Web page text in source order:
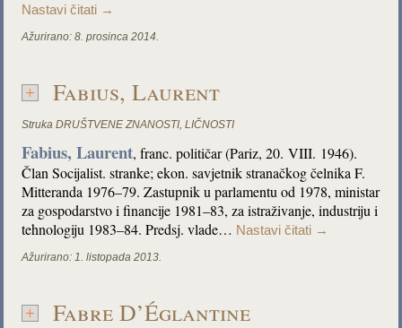
Nastavi čitati →
Ažurirano: 8. prosinca 2014.
Fabius, Laurent
Struka DRUŠTVENE ZNANOSTI,LIČNOSTI
Fabius, Laurent, franc. političar (Pariz, 20. VIII. 1946).
Član Socijalist. stranke; ekon. savjetnik stranačkog čelnika F.
Mitteranda 1976–79. Zastupnik u parlamentu od 1978, ministar
za gospodarstvo i financije 1981–83, za istraživanje, industriju i
tehnologiju 1983–84. Predsj. vlade… Nastavi čitati →
Ažurirano: 1. listopada 2013.
Fabre D’Églantine